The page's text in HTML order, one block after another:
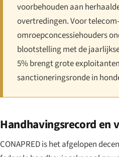
voorbehouden aan
overtredingen. Voor
omroepconcessiehouders
blootstelling met de
5% brengt grote
sanctioneringsronde in
Handhavingsrecord en
CONAPRED is het afgelopen